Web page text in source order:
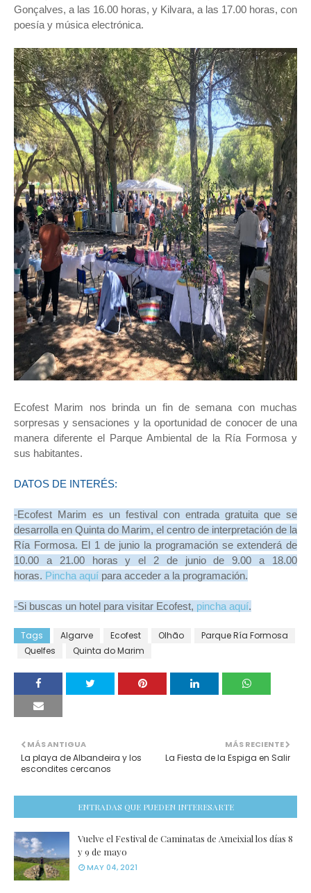
Gonçalves, a las 16.00 horas, y Kilvara, a las 17.00 horas, con
poesía y música electrónica.
Ecofest Marim nos brinda un fin de semana con muchas
sorpresas y sensaciones y la oportunidad de conocer de una
manera diferente el Parque Ambiental de la Ría Formosa y
sus habitantes.
DATOS DE INTERÉS:
-Ecofest Marim es un festival con entrada gratuita que se
desarrolla en Quinta do Marim, el centro de interpretación de la
Ría Formosa. El 1 de junio la programación se extenderá de
10.00 a 21.00 horas y el 2 de junio de 9.00 a 18.00
horas. Pincha aquí para acceder a la programación.
-Si buscas un hotel para visitar Ecofest, pincha aquí.
Tags Algarve Ecofest Olhão
Parque Ría Formosa
Quelfes
Quinta do Marim
MÁS RECIENTE
La Fiesta de la Espiga en Salir
MÁS ANTIGUA
La playa de Albandeira y los
escondites cercanos
ENTRADAS QUE PUEDEN INTERESARTE
Vuelve el Festival de Caminatas de Ameixial los días 8
y 9 de mayo
MAY 04, 2021